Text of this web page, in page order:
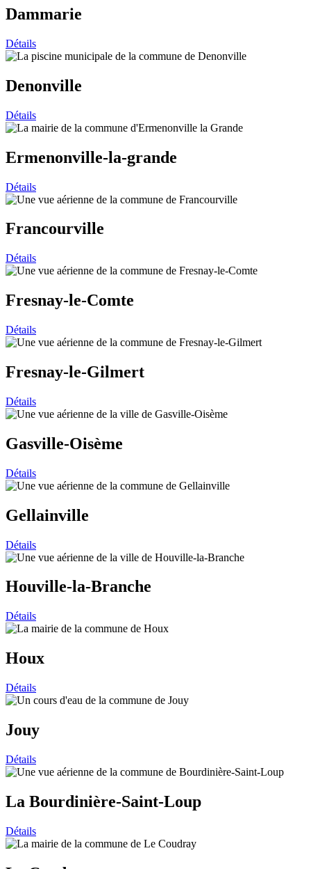
Dammarie
Détails
Denonville
Détails
Ermenonville-la-grande
Détails
Francourville
Détails
Fresnay-le-Comte
Détails
Fresnay-le-Gilmert
Détails
Gasville-Oisème
Détails
Gellainville
Détails
Houville-la-Branche
Détails
Houx
Détails
Jouy
Détails
La Bourdinière-Saint-Loup
Détails